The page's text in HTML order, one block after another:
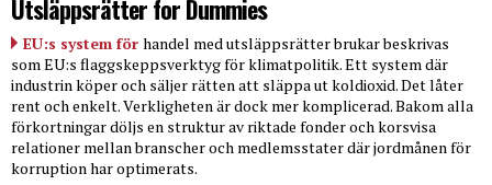
Utsläppsrätter for Dummies
EU:s system för handel med utsläppsrätter brukar beskrivas
som EU:s flaggskeppsverktyg för klimatpolitik. Ett system där
industrin köper och säljer rätten att släppa ut koldioxid. Det låter
rent och enkelt. Verkligheten är dock mer komplicerad. Bakom alla
förkortningar döljs en struktur av riktade fonder och korsvisa
relationer mellan branscher och medlemsstater där jordmånen för
korruption har optimerats.